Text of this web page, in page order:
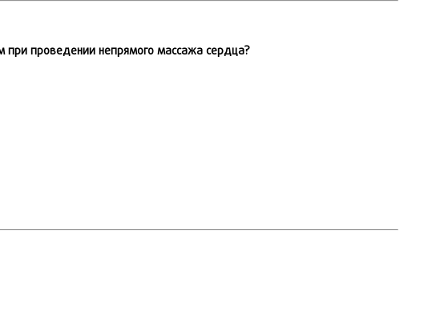
при проведении непрямого массажа сердца?